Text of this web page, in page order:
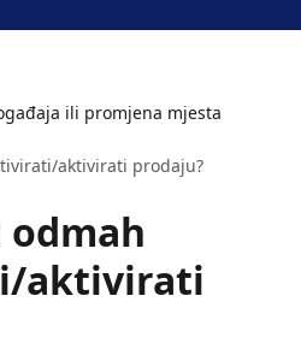
ili promjena mjesta
aktivirati prodaju?
odmah
aktivirati